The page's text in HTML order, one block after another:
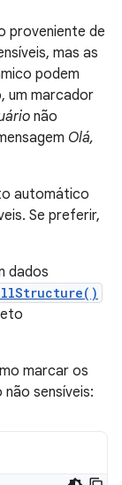
proveniente de
mas as
podem
um marcador
não
Olá,
automático
Se preferir,
dados
marcar os
sensíveis: